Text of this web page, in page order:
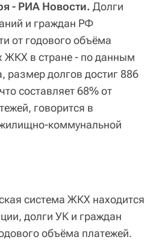
- РИА Новости. Долги
и граждан РФ
от годового объёма
ЖКХ в стране - по данным
размер долгов достиг 886
составляет 68% от
говорится в
коммунальной
система ЖКХ находится
долги УК и граждан
объёма платежей.